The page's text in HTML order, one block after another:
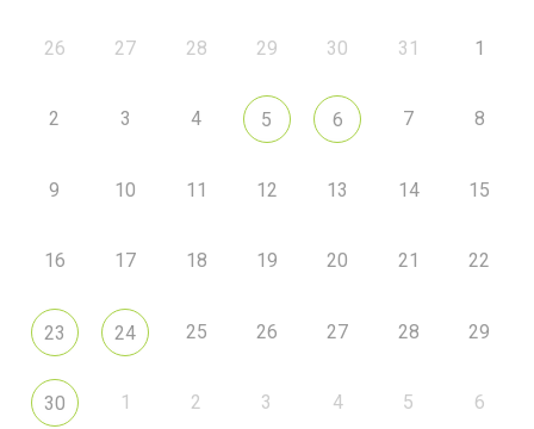
26 27 28 29 30 31 1
2 3 4 5 6 7 8
9 10 11 12 13 14 15
16 17 18 19 20 21 22
23 24 25 26 27 28 29
30 1 2 3 4 5 6